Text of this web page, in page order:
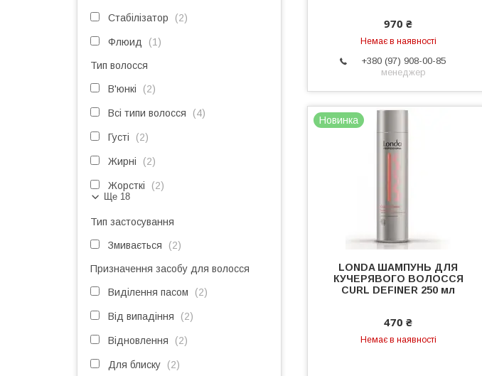
970 ₴
Немає в наявності
+380 (97) 908-00-85
менеджер
Новинка
LONDA ШАМПУНЬ ДЛЯ
КУЧЕРЯВОГО ВОЛОССЯ
CURL DEFINER 250 мл
470 ₴
Немає в наявності
Стабілізатор 2
Флюид 1
Тип волосся
В'юнкі 2
Всі типи волосся 4
Густі 2
Жирні 2
Жорсткі 2
Ще 18
Тип застосування
Змивається 2
Призначення засобу для волосся
Виділення пасом 2
Від випадіння 2
Відновлення 2
Для блиску 2